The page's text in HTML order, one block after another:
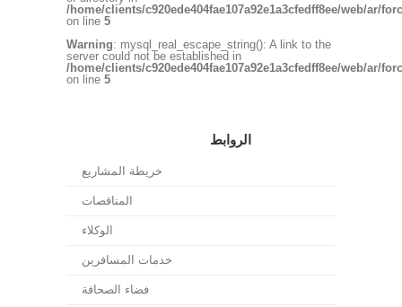
/home/clients/c920ede404fae107a92e1a3cfedff8ee/web/ar/
on line 5
Warning: mysql_real_escape_string(): A link to the
server could not be established in
/home/clients/c920ede404fae107a92e1a3cfedff8ee/web/ar/
on line 5
الروابط
خريطة المشاريع
المناقصات
الوكلاء
خدمات المسافرين
فضاء الصحافة